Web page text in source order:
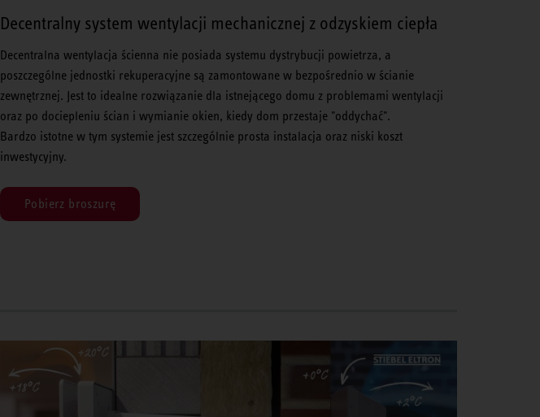
Decentralny system wentylacji mechanicznej z odzyskiem ciepła
Decentralna wentylacja ścienna nie posiada systemu dystrybucji powietrza, a
poszczególne jednostki rekuperacyjne są zamontowane w bezpośrednio w ścianie
zewnętrznej. Jest to idealne rozwiązanie dla istnejącego domu z problemami wentylacji
oraz po dociepleniu ścian i wymianie okien, kiedy dom przestaje "oddychać".
Bardzo istotne w tym systemie jest szczególnie prosta instalacja oraz niski koszt
inwestycyjny.
Pobierz broszurę